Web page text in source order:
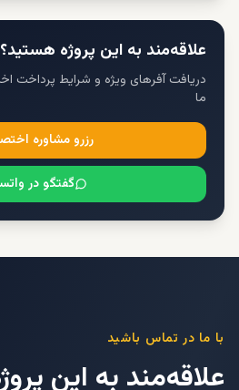
علاقه‌مند به این پروژه هستید؟
دریافت آفرهای ویژه و شرایط پرداخت
ما
رزرو مشاوره
گفتگو در
با ما در تماس باشید
علاقه‌مند به این